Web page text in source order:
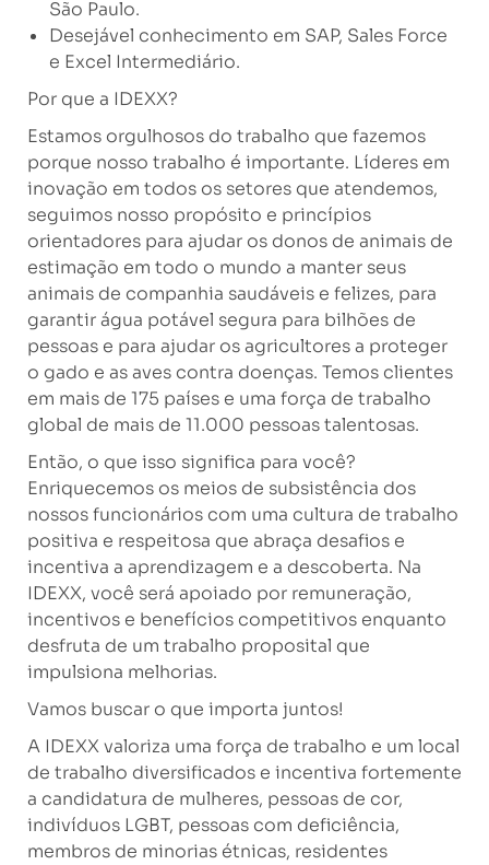
São Paulo.
Desejável conhecimento em SAP, Sales Force
e Excel Intermediário.
Por que a IDEXX?
Estamos orgulhosos do trabalho que fazemos
porque nosso trabalho é importante. Líderes em
inovação em todos os setores que atendemos,
seguimos nosso propósito e princípios
orientadores para ajudar os donos de animais de
estimação em todo o mundo a manter seus
animais de companhia saudáveis ​​e felizes, para
garantir água potável segura para bilhões de
pessoas e para ajudar os agricultores a proteger
o gado e as aves contra doenças. Temos clientes
em mais de 175 países e uma força de trabalho
global de mais de 11.000 pessoas talentosas.
Então, o que isso significa para você?
Enriquecemos os meios de subsistência dos
nossos funcionários com uma cultura de trabalho
positiva e respeitosa que abraça desafios e
incentiva a aprendizagem e a descoberta. Na
IDEXX, você será apoiado por remuneração,
incentivos e benefícios competitivos enquanto
desfruta de um trabalho proposital que
impulsiona melhorias.
Vamos buscar o que importa juntos!
A IDEXX valoriza uma força de trabalho e um local
de trabalho diversificados e incentiva fortemente
a candidatura de mulheres, pessoas de cor,
indivíduos LGBT, pessoas com deficiência,
membros de minorias étnicas, residentes